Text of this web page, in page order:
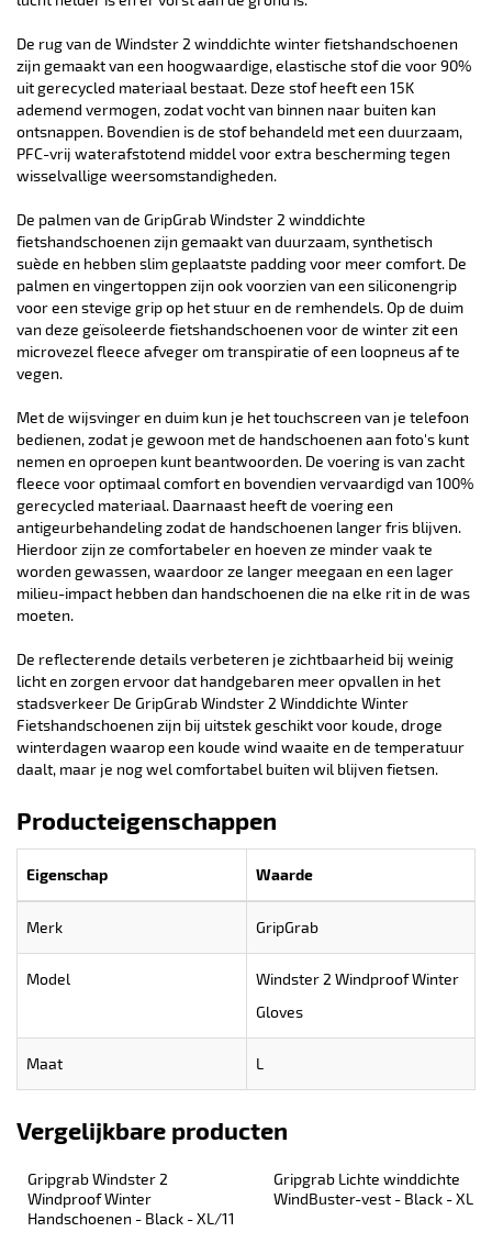
De rug van de Windster 2 winddichte winter fietshandschoenen
zijn gemaakt van een hoogwaardige, elastische stof die voor 90%
uit gerecycled materiaal bestaat. Deze stof heeft een 15K
ademend vermogen, zodat vocht van binnen naar buiten kan
ontsnappen. Bovendien is de stof behandeld met een duurzaam,
PFC-vrij waterafstotend middel voor extra bescherming tegen
wisselvallige weersomstandigheden.
De palmen van de GripGrab Windster 2 winddichte
fietshandschoenen zijn gemaakt van duurzaam, synthetisch
suède en hebben slim geplaatste padding voor meer comfort. De
palmen en vingertoppen zijn ook voorzien van een siliconengrip
voor een stevige grip op het stuur en de remhendels. Op de duim
van deze geïsoleerde fietshandschoenen voor de winter zit een
microvezel fleece afveger om transpiratie of een loopneus af te
vegen.
Met de wijsvinger en duim kun je het touchscreen van je telefoon
bedienen, zodat je gewoon met de handschoenen aan foto's kunt
nemen en oproepen kunt beantwoorden. De voering is van zacht
fleece voor optimaal comfort en bovendien vervaardigd van 100%
gerecycled materiaal. Daarnaast heeft de voering een
antigeurbehandeling zodat de handschoenen langer fris blijven.
Hierdoor zijn ze comfortabeler en hoeven ze minder vaak te
worden gewassen, waardoor ze langer meegaan en een lager
milieu-impact hebben dan handschoenen die na elke rit in de was
moeten.
De reflecterende details verbeteren je zichtbaarheid bij weinig
licht en zorgen ervoor dat handgebaren meer opvallen in het
stadsverkeer De GripGrab Windster 2 Winddichte Winter
Fietshandschoenen zijn bij uitstek geschikt voor koude, droge
winterdagen waarop een koude wind waaite en de temperatuur
daalt, maar je nog wel comfortabel buiten wil blijven fietsen.
Producteigenschappen
Eigenschap Waarde
Merk GripGrab
Model
Windster 2 Windproof Winter
Gloves
Maat L
Vergelijkbare producten
Gripgrab Windster 2
Windproof Winter
Handschoenen - Black - XL/11
Gripgrab Lichte winddichte
WindBuster-vest - Black - XL